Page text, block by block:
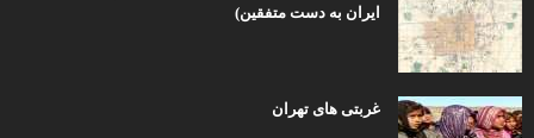
ایران به دست متفقین)
غربتی های تهران